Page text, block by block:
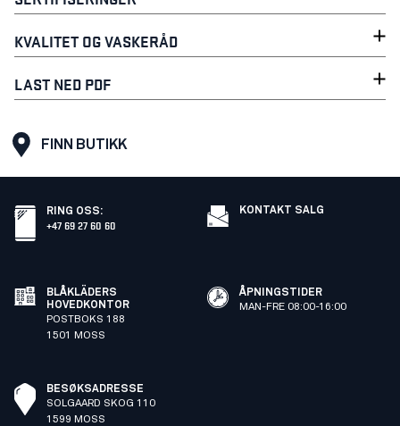
KVALITET OG VASKERÅD
LAST NED PDF
FINN BUTIKK
RING OSS:
+47 69 27 60 60
KONTAKT SALG
BLÅKLÄDERS
HOVEDKONTOR
POSTBOKS 188
1501 MOSS
ÅPNINGSTIDER
MAN-FRE 08:00-16:00
BESØKSADRESSE
SOLGAARD SKOG 110
1599 MOSS